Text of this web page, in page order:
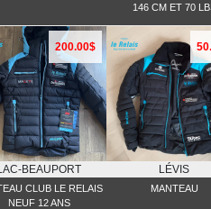
146 CM ET 70
200.00$
BEAUPORT
CLUB LE RELAIS
NEUF 12 ANS
LÉVIS
MANTEAU